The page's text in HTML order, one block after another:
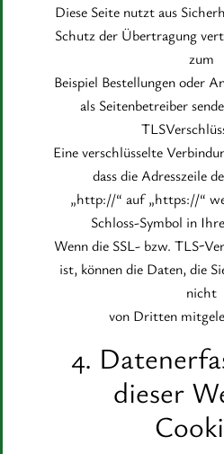
Diese Seite nutzt aus
Schutz der Übertragung
zum
Beispiel Bestellungen oder
als Seitenbetreiber
Eine verschlüsselte
dass die Adresszeile
„http://“ auf „https://“
Schloss-Symbol in
Wenn die SSL- bzw. TLS-
ist, können die Daten, die
nicht
von Dritten
4.
dieser